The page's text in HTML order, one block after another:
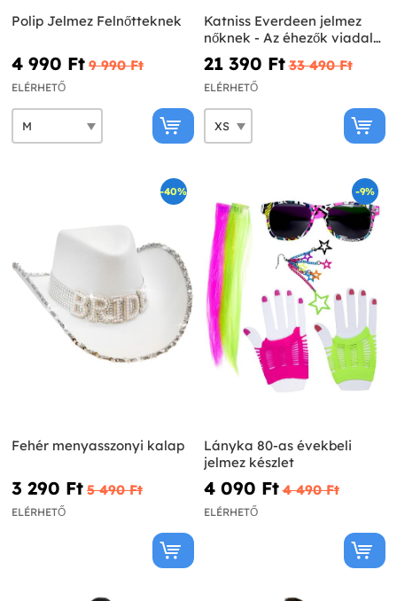
Polip Jelmez Felnőtteknek
4 990 Ft‎ 9 990 Ft‎
ELÉRHETŐ
Katniss Everdeen jelmez
nőknek - Az éhezők viadala:
A kiválasztott
21 390 Ft‎ 33 490 Ft‎
ELÉRHETŐ
-40%
Fehér menyasszonyi kalap
3 290 Ft‎ 5 490 Ft‎
ELÉRHETŐ
-9%
Lányka 80-as évekbeli
jelmez készlet
4 090 Ft‎ 4 490 Ft‎
ELÉRHETŐ